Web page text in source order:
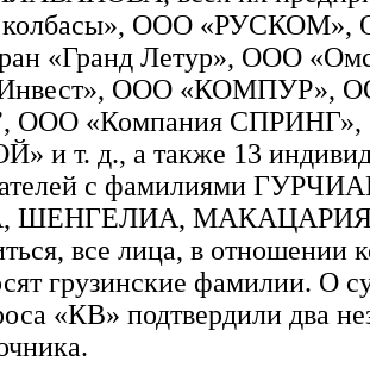
колбасы», ООО
«Гранд Летур», ООО
Инвест», ООО «КОМПУР»,
ООО «Компания
и т. д., а также 13
с фамилиями
МАКАЦАРИЯ и
все лица, в отношении
грузинские фамилии. О
«КВ» подтвердили два